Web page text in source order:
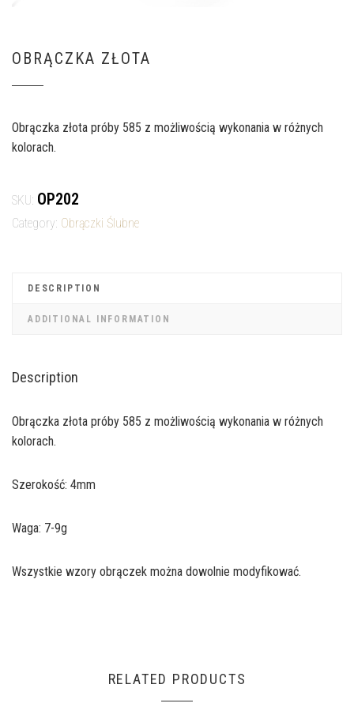
OBRĄCZKA ZŁOTA
Obrączka złota próby 585 z możliwością wykonania w różnych
kolorach.
SKU: OP202
Category: Obrączki Ślubne
DESCRIPTION
ADDITIONAL INFORMATION
Description
Obrączka złota próby 585 z możliwością wykonania w różnych
kolorach.
Szerokość: 4mm
Waga: 7-9g
Wszystkie wzory obrączek można dowolnie modyfikować.
RELATED PRODUCTS